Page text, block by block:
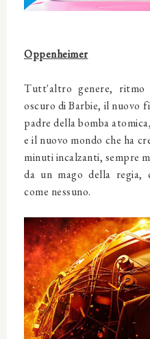
Oppenheimer
Tutt'altro genere, ritmo
oscuro di Barbie, il nuovo
padre della bomba
e il nuovo mondo che ha
minuti incalzanti, sempre
da un mago della regia,
come nessuno.